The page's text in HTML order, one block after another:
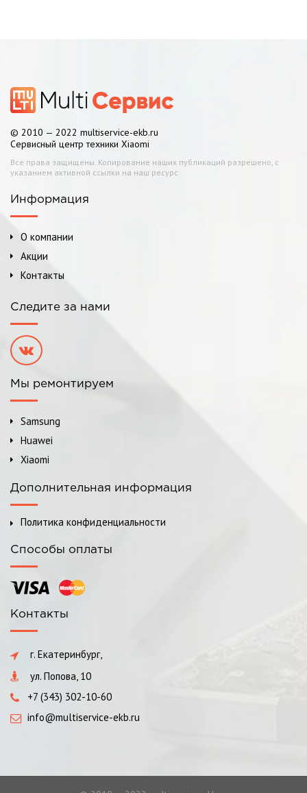
© 2010 — 2022 multiservice-ekb.ru
Сервисный центр техники Xiaomi
Все права защищены. Копирование наших публикаций разрешено, с
указанием активной ссылки на наш ресурс
Информация
О компании
Акции
Контакты
Следите за нами
Мы ремонтируем
Samsung
Huawei
Xiaomi
Дополнительная информация
Политика конфиденциальности
Способы оплаты
Контакты
г. Екатеринбург,
ул. Попова, 10
+7 (343) 302-10-60
info@multiservice-ekb.ru